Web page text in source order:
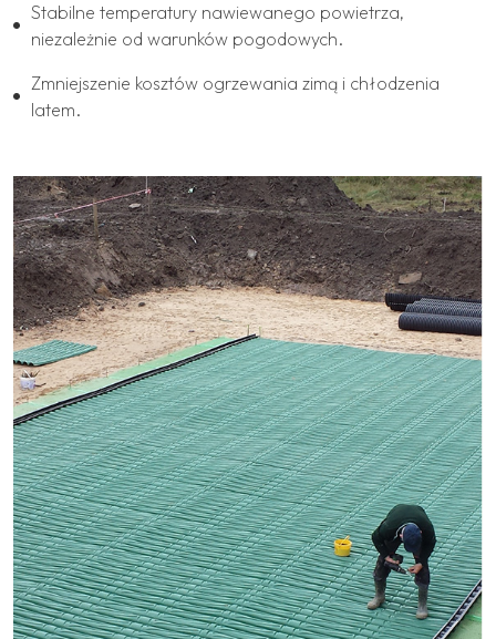
Stabilne temperatury nawiewanego powietrza,
niezależnie od warunków pogodowych.
Zmniejszenie kosztów ogrzewania zimą i chłodzenia
latem.